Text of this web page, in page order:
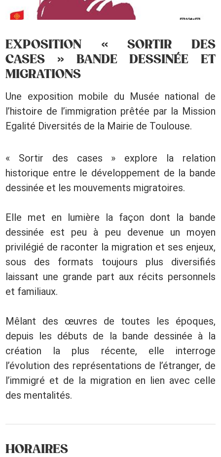
EXPOSITION « SORTIR DES
CASES » BANDE DESSINÉE ET
MIGRATIONS
Une exposition mobile du Musée national de
l’histoire de l’immigration prêtée par la Mission
Egalité Diversités de la Mairie de Toulouse.
« Sortir des cases » explore la relation
historique entre le développement de la bande
dessinée et les mouvements migratoires.
Elle met en lumière la façon dont la bande
dessinée est peu à peu devenue un moyen
privilégié de raconter la migration et ses enjeux,
sous des formats toujours plus diversifiés
laissant une grande part aux récits personnels
et familiaux.
Mêlant des œuvres de toutes les époques,
depuis les débuts de la bande dessinée à la
création la plus récente, elle interroge
l’évolution des représentations de l’étranger, de
l’immigré et de la migration en lien avec celle
des mentalités.
HORAIRES